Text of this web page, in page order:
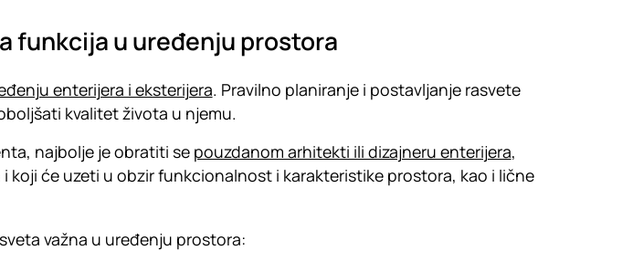
funkcija u uređenju prostora
enterijera i eksterijera. Pravilno planiranje i postavljanje rasvete
kvalitet života u njemu.
najbolje je obratiti se pouzdanom arhitekti ili dizajneru enterijera,
koji će uzeti u obzir funkcionalnost i karakteristike prostora, kao i lične
važna u uređenju prostora: